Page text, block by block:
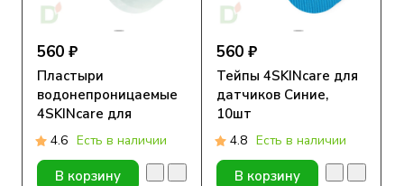
560 ₽
Пластыри
водонепроницаемые
4SKINcare для
датчиков
Прозрачные, 10шт
4.6 Есть в наличии
В корзину
560 ₽
Тейпы 4SKINcare для
датчиков Синие,
10шт
4.8 Есть в наличии
В корзину